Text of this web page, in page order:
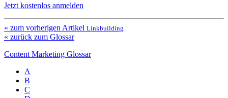
Jetzt kostenlos anmelden
« zum vorherigen Artikel Linkbuilding
« zurück zum Glossar
Content Marketing Glossar
A
B
C